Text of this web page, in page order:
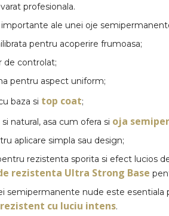
profesionala.
ale unei oje
pentru acoperire frumoasa;
de controlat;
pentru aspect uniform;
baza si top coat;
natural, asa cum ofera si oja
aplicare simpla sau design;
rezistenta sporita si efect lucios
rezistenta Ultra Strong Base
semipermanente nude este
cu luciu intens.